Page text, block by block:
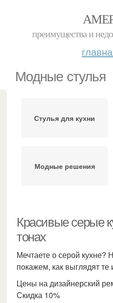
преимущества и
Модные стулья
Стулья для кухни
Модные решения
Красивые серые
тонах
Мечтаете о серой кухне?
покажем, как выглядят
Цены на дизайнерский
Скидка 10%